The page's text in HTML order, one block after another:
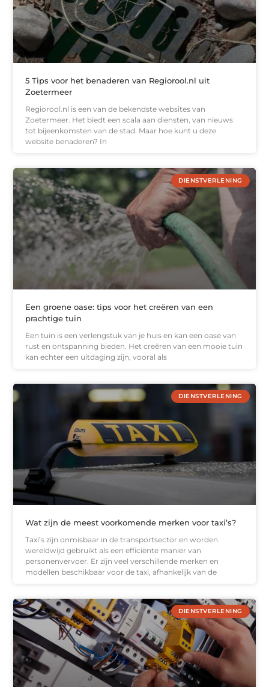
5 Tips voor het benaderen van Regiorool.nl uit
Zoetermeer
Regiorool.nl is een van de bekendste websites van
Zoetermeer. Het biedt een scala aan diensten, van nieuws
tot bijeenkomsten van de stad. Maar hoe kunt u deze
website benaderen? In
DIENSTVERLENING
Een groene oase: tips voor het creëren van een
prachtige tuin
Een tuin is een verlengstuk van je huis en kan een oase van
rust en ontspanning bieden. Het creëren van een mooie tuin
kan echter een uitdaging zijn, vooral als
DIENSTVERLENING
Wat zijn de meest voorkomende merken voor taxi’s?
Taxi’s zijn onmisbaar in de transportsector en worden
wereldwijd gebruikt als een efficiënte manier van
personenvervoer. Er zijn veel verschillende merken en
modellen beschikbaar voor de taxi, afhankelijk van de
DIENSTVERLENING